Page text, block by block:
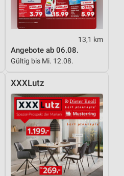
13,1 km
Angebote ab 06.08.
Gültig bis Mi. 12.08.
XXXLutz